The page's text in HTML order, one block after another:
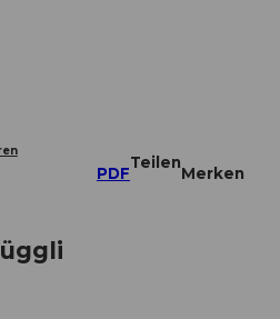
PDF
Teilen
Merken